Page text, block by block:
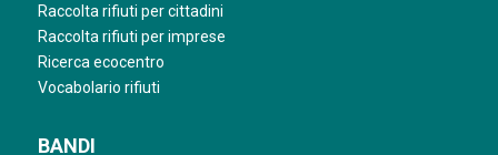
Raccolta rifiuti per cittadini
Raccolta rifiuti per imprese
Ricerca ecocentro
Vocabolario rifiuti
BANDI